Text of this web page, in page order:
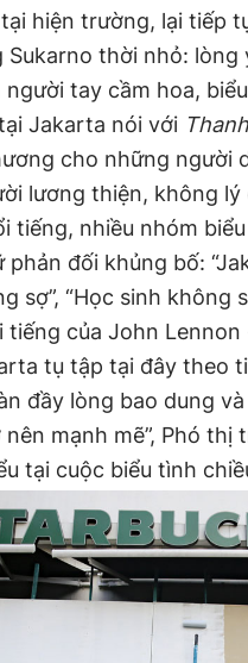
hiện trường, lại tiếp
Sukarno thời nhỏ: lòng
tay cầm hoa,
Jakarta nói với
cho những người
lương thiện, không lý
tiếng, nhiều nhóm
phản đối khủng bố:
sợ”, “Học sinh không
tiếng của John
tụ tập tại đây theo
đầy lòng bao dung
mạnh mẽ”, Phó
tại cuộc biểu tình